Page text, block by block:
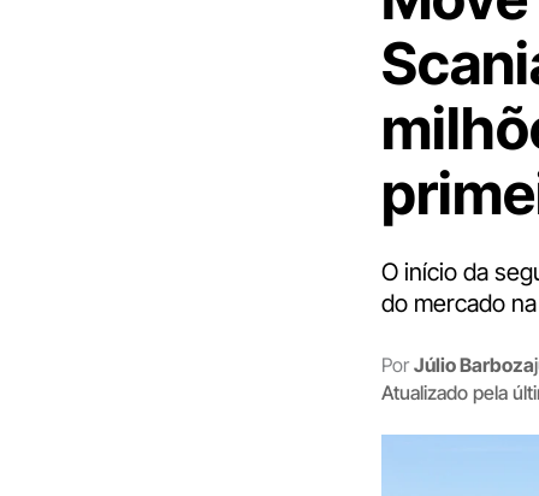
O início da
do mercado
Por Júlio Barboza
Atualizado pela